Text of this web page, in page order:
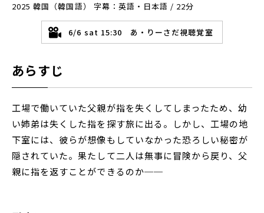
2025 韓国（韓国語） 字幕：英語・日本語 / 22分
6/6 sat 15:30 あ・りーさだ視聴覚室
あらすじ
工場で働いていた父親が指を失くしてしまったため、幼
い姉弟は失くした指を探す旅に出る。しかし、工場の地
下室には、彼らが想像もしていなかった恐ろしい秘密が
隠されていた。果たして二人は無事に冒険から戻り、父
親に指を返すことができるのか──